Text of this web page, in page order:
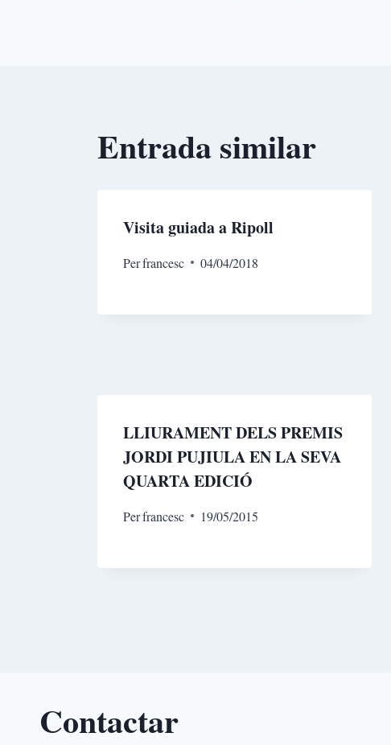
Entrada similar
Visita guiada a Ripoll
Perfrancesc 04/04/2018
LLIURAMENT DELS PREMIS
JORDI PUJIULA EN LA SEVA
QUARTA EDICIÓ
Perfrancesc 19/05/2015
Contactar